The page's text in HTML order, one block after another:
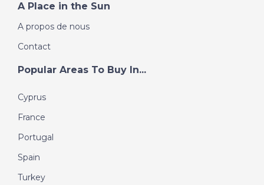
A Place in the Sun
A propos de nous
Contact
Popular Areas To Buy In...
Cyprus
France
Portugal
Spain
Turkey